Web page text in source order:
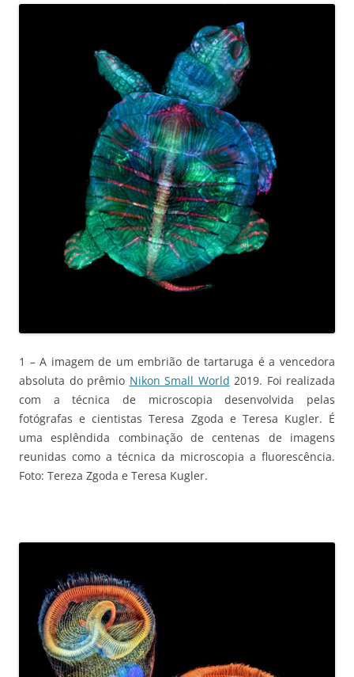
1 – A imagem de um embrião de tartaruga é a vencedora
absoluta do prêmio Nikon Small World 2019. Foi realizada
com a técnica de microscopia desenvolvida pelas
fotógrafas e cientistas Teresa Zgoda e Teresa Kugler. É
uma esplêndida combinação de centenas de imagens
reunidas como a técnica da microscopia a fluorescência.
Foto: Tereza Zgoda e Teresa Kugler.